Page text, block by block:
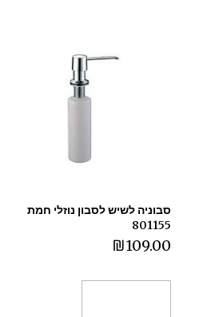
סבוניה לשיש לסבון נוזלי חמת
801155
₪109.00